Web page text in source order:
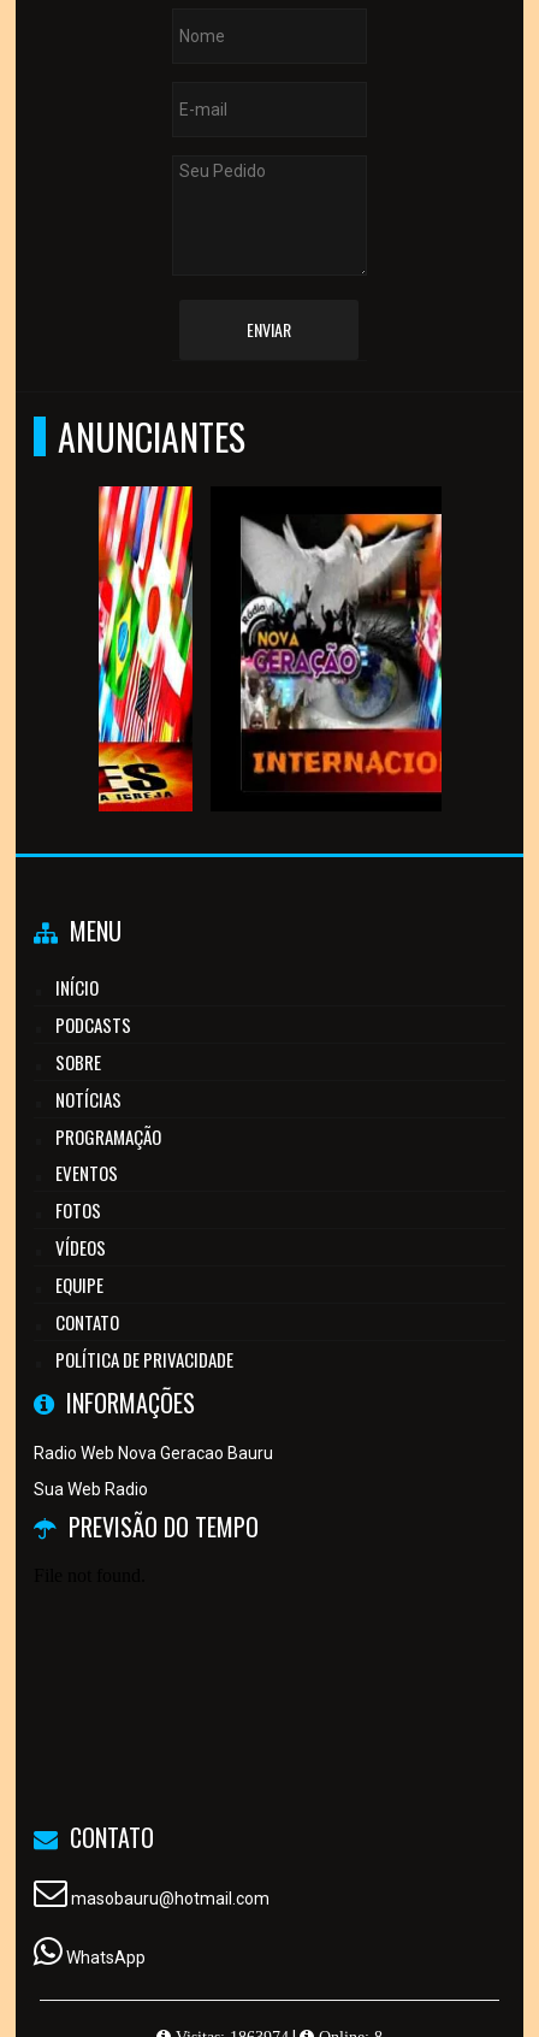
ENVIAR
ANUNCIANTES
MENU
INÍCIO
PODCASTS
SOBRE
NOTÍCIAS
PROGRAMAÇÃO
EVENTOS
FOTOS
VÍDEOS
EQUIPE
CONTATO
POLÍTICA DE PRIVACIDADE
INFORMAÇÕES
Radio Web Nova Geracao Bauru
Sua Web Radio
PREVISÃO DO TEMPO
CONTATO
masobauru@hotmail.com
WhatsApp